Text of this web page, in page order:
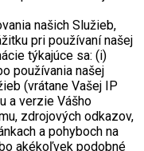
našich Služieb,
pri používaní našej
týkajúce sa: (i)
používania našej
(vrátane Vašej IP
a verzie Vášho
zdrojových odkazov,
a pohyboch na
akékoľvek podobné